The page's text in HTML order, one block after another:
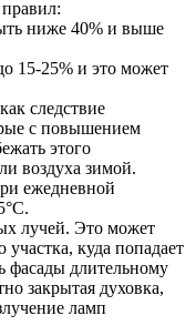
ниже 40% и выше
15-25% и это может
следствие
с повышением
этого
воздуха зимой.
ежедневной
лучей. Это может
куда попадает
длительному
закрытая духовка,
ламп